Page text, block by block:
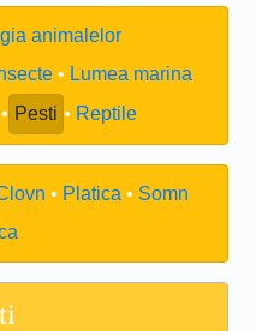
animalelor
Lumea marina
Pesti Reptile
Platica
Somn